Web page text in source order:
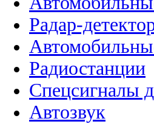
Радар-
Радиостанции
Спецсигналы
Автозвук